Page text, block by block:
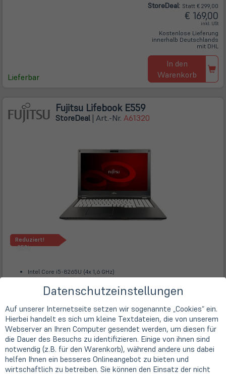
Lieferbar
StoreDeal: Statt € 299,00
€ 169,00
inkl. USt
Kostenlose Lieferung
innerhalb Deutschlands
mit DHL
In den
Warenkorb
Fujitsu Lifebook E559
StoreDeal | Art.-Nr. A61320
Reduziert!
-25%
Intel Core i5-8265U (4x 1,6 GHz)
39,6cm15,6" TFT Display
1920 x 1080 Pixel (FHD)
16 GB DDR4 (2x 8 GB)
Windows 11 Pro - 64 Bit
Displaymängel (Leichte Kratzer / Helligkeitsflecken etc.)
StoreDeal: Statt € 329,00
€ 246,75
inkl. USt
Kostenlose Lieferung
innerhalb Deutschlands
Datenschutzeinstellungen
Auf unserer Internetseite setzen wir sogenannte „Cookies“ ein.
Hierbei handelt es sich um kleine Textdateien, die von unserem
Webserver an Ihren Computer gesendet werden, um diesen für
die Dauer des Besuchs zu identifizieren. Einige von ihnen sind
notwendig (z.B. für den Warenkorb), während andere uns dabei
helfen Ihnen ein besseres Onlineangebot zu bieten und
wirtschaftlich zu betreiben. Sie können den Einsatz der nicht